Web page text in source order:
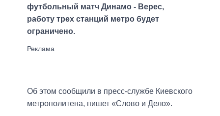
футбольный матч Динамо - Верес,
работу трех станций метро будет
ограничено.
Об этом сообщили в пресс-службе Киевского
метрополитена, пишет «Слово и Дело».